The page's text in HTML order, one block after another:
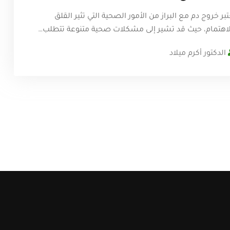
خروج دم مع البراز من الأمور الصحية التي تثير القلق
حيث قد تشير إلى مشكلات صحية متنوعة تتطلب…
الدكتور أكرم ميلاد